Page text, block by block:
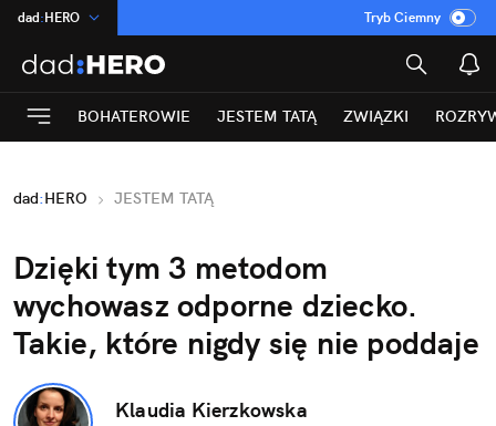
dad:HERO
:Temat
INN:Poland
ASZ:dziennik
Rozrywka
Tryb Ciemny
BOHATEROWIE JESTEM TATĄ ZWIĄZKI
dad:HERO JESTEM TATĄ
Dzięki tym 3 metodom
wychowasz odporne dziecko.
Takie, które nigdy się nie poddaje
Klaudia Kierzkowska